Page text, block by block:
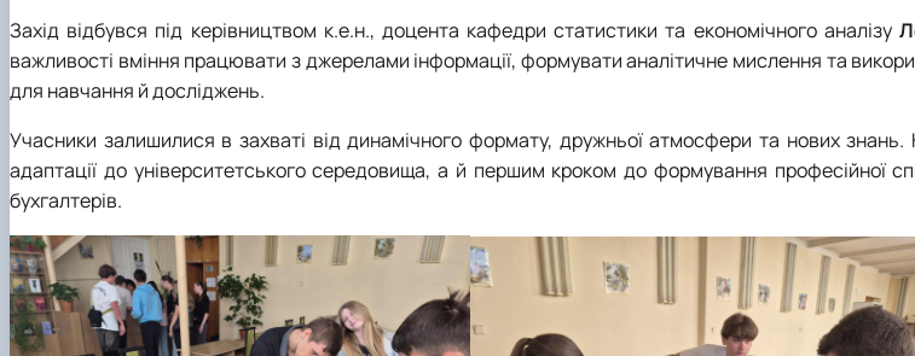
Захід відбувся під керівництвом к.е.н., доцента кафедри статистики та економічного аналізу
важливості вміння працювати з джерелами інформації, формувати аналітичне мислення та
для навчання й досліджень.
Учасники залишилися в захваті від динамічного формату, дружньої атмосфери та нових
адаптації до університетського середовища, а й першим кроком до формування професійної
бухгалтерів.